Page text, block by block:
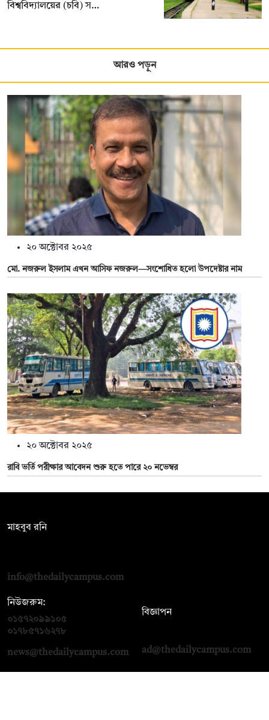
বিশ্ববিদ্যালয়ের (চবি) স…
আরও পড়ুন
২০ অক্টোবর ২০২৫
মো. নজরুল ইসলাম এখন আসিফ নজরুল—সংশোধিত হলো উপদেষ্টার নাম
২০ অক্টোবর ২০২৫
রাবি ভর্তি পরীক্ষার আবেদন শুরু হতে পারে ২০ নভেম্বর
মাহবুব রনি
info@thedailycampus.com
নিউজরুম:
০১৫৭২০৯৯১০৫
০১৭৮৫৭১৬২৭৮
news@thedailycampus.com
বিজ্ঞাপন
ad@thedailycampus.com